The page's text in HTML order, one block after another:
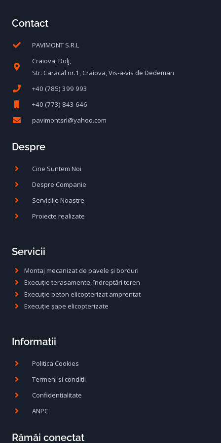
0
l
e
e
i
.
Contact
PAVIMONT S.R.L
Craiova, Dolj,
Str. Caracal nr.1, Craiova, Vis-a-vis de Dedeman
+40 (785) 399 993
+40 (773) 843 646
pavimontsrl@yahoo.com
Despre
Cine Suntem Noi
Despre Companie
Serviciile Noastre
Proiecte realizate
Servicii
Montaj mecanizat de pavele și borduri
Execuție terasamente, îndreptări teren
Execuție beton elicopterizat amprentat
Execuție șape elicopterizate
Informatii
Politica Cookies
Termeni si conditii
Confidentialitate
ANPC
Rămâi conectat